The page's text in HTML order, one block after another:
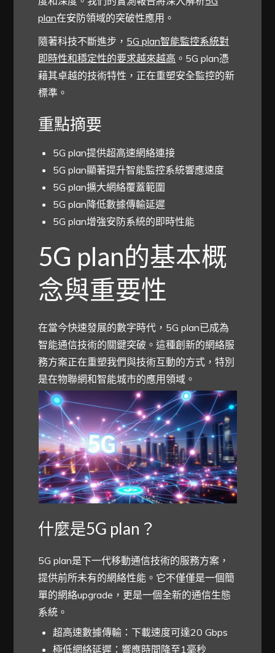
plan在安防領域的突破性應用。
隨著科技不斷進步， 5G plan智能監控系統對
即時性和穩定性的要求越來越高 。5G plan憑
藉其卓越的技術特性，正在重塑安全監控的新
標準。
重點摘要
5G plan提供超高速網絡連接
5G plan顯著提升智能監控系統響應速度
5G plan擴大網絡覆蓋範圍
5G plan降低數據傳輸延遲
5G plan增強安防系統的即時性能
5G plan的基本概
念與重要性
在當今快速發展的數字時代，5G plan已成為
智能通信技術的關鍵突破。這種創新的網絡服
務方案正在重塑我們與技術互動的方式，特別
是在物聯網和智能城市的應用領域。
什麼是5G plan？
5G plan是下一代移動通信技術的服務方案，
提供前所未有的網絡性能。它不僅僅是一個簡
單的網絡upgrade，更是一個全新的通信生態
系統。
超高速數據傳輸：下載速度可達20 Gbps
極低網絡延遲：響應時間降至1毫秒